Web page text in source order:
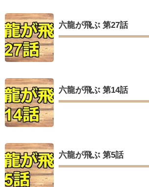
六龍が飛ぶ 第27話
六龍が飛ぶ 第14話
六龍が飛ぶ 第5話